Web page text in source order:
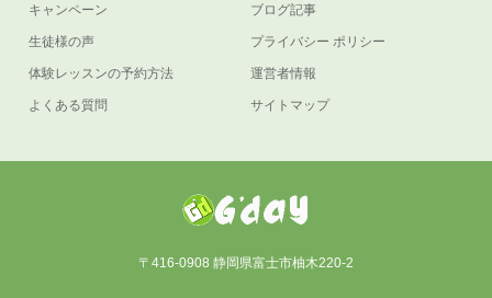
キャンペーン
生徒様の声
体験レッスンの予約方法
よくある質問
ブログ記事
プライバシー ポリシー
運営者情報
サイトマップ
〒416-0908 静岡県富士市柚木220-2